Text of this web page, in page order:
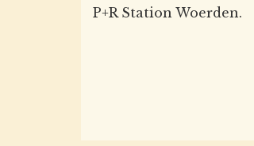
P+R Station Woerden.